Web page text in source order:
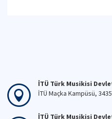
İTÜ Türk Musikisi
İTÜ Maçka Kampüsü,
İTÜ Türk Musikisi